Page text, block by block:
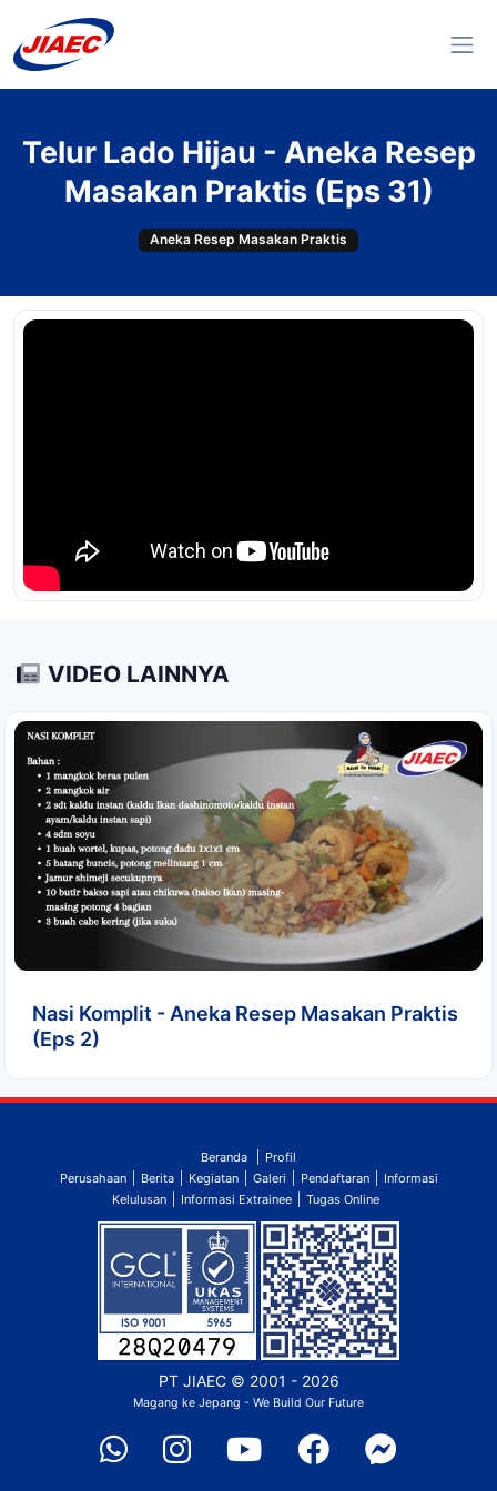
Telur Lado Hijau - Aneka Resep
Masakan Praktis (Eps 31)
Aneka Resep Masakan Praktis
VIDEO LAINNYA
Nasi Komplit - Aneka Resep Masakan Praktis
(Eps 2)
Beranda
Profil
Perusahaan
Berita Kegiatan Galeri Pendaftaran
Informasi
Kelulusan
Informasi Extrainee Tugas Online
PT JIAEC© 2001 - 2026
Magang ke Jepang - We Build Our Future